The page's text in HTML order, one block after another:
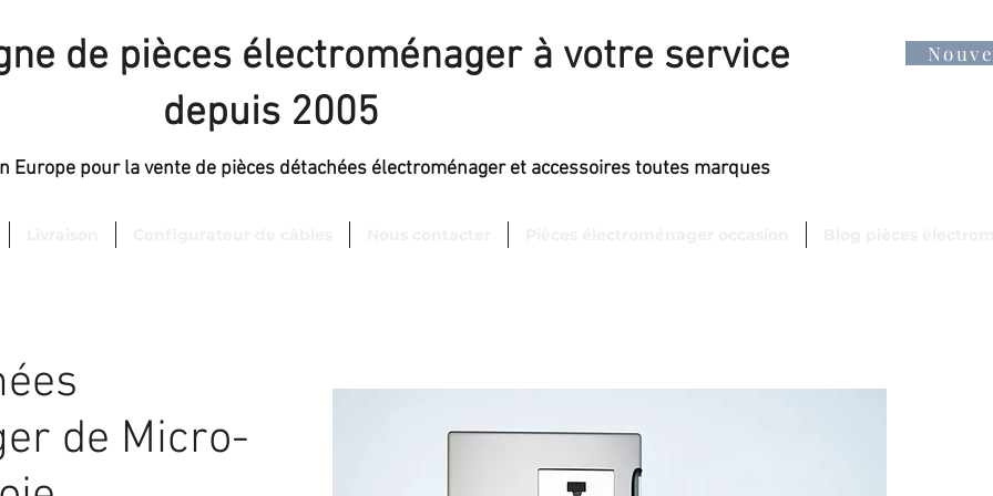
de pièces électroménager à votre service
depuis 2005
Europe pour la vente de pièces détachées électroménager et accessoires toutes marques
de Micro-